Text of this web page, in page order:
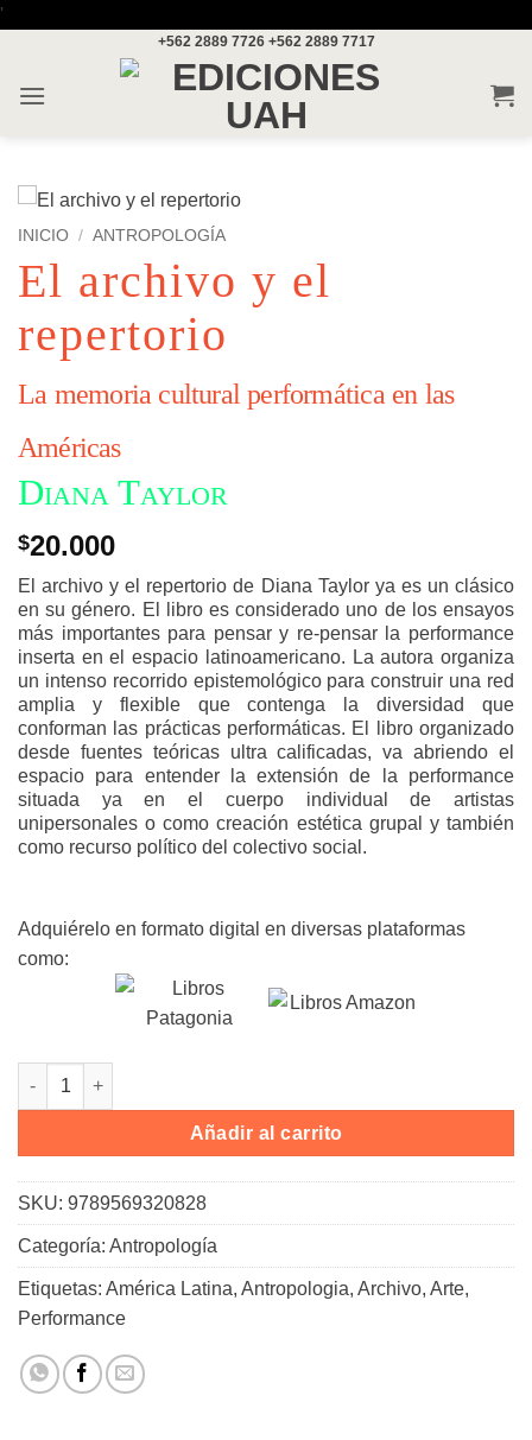
'
+562 2889 7726 +562 2889 7717
INICIO / ANTROPOLOGÍA
El archivo y el
repertorio
La memoria cultural performática en las
Américas
Diana Taylor
$20.000
El archivo y el repertorio de Diana Taylor ya es un clásico
en su género. El libro es considerado uno de los ensayos
más importantes para pensar y re-pensar la performance
inserta en el espacio latinoamericano. La autora organiza
un intenso recorrido epistemológico para construir una red
amplia y flexible que contenga la diversidad que
conforman las prácticas performáticas. El libro organizado
desde fuentes teóricas ultra calificadas, va abriendo el
espacio para entender la extensión de la performance
situada ya en el cuerpo individual de artistas
unipersonales o como creación estética grupal y también
como recurso político del colectivo social.
Adquiérelo en formato digital en diversas plataformas
como:
El archivo y el repertorio cantidad
Añadir al carrito
SKU: 9789569320828
Categoría: Antropología
Etiquetas: América Latina, Antropologia, Archivo, Arte,
Performance